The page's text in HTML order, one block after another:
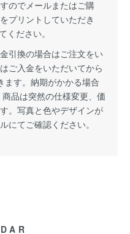
のでメールまたはご購
プリントしていただき
ください。
引換の場合はご注文をい
ご入金をいただいてから
ます。納期がかかる場合
品は突然の仕様変更、価
。写真と色やデザインが
にてご確認ください。